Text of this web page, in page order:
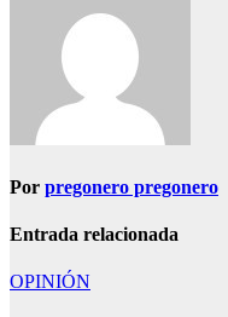
Por pregonero pregonero
Entrada relacionada
OPINIÓN